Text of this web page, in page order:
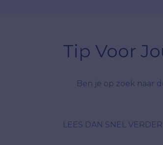
Tip Voor
Ben je op zoek naar
LEES DAN SNEL